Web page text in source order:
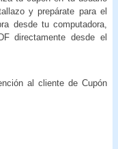
y prepárate para el
desde tu computadora,
directamente desde el
al cliente de Cupón